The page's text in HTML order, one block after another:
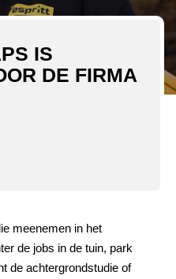
IS
DE FIRMA
meenemen in het
de jobs in de tuin, park
de achtergrondstudie of